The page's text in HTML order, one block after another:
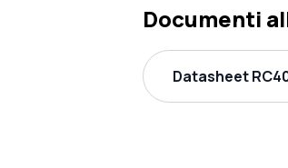
Documenti
Datasheet